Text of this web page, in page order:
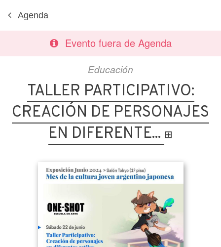
Agenda
Evento fuera de Agenda
Educación
TALLER PARTICIPATIVO:
CREACIÓN DE PERSONAJES
EN DIFERENTE... ⊞